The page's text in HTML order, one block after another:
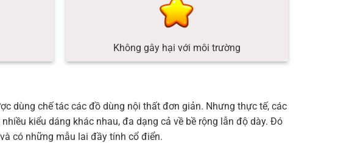
Không gây hại với môi trường
dùng chế tác các đồ dùng nội thất đơn giản. Nhưng thực tế, các
kiểu dáng khác nhau, đa dạng cả về bề rộng lẫn độ dày. Đó
có những mẫu lai đầy tính cổ điển.